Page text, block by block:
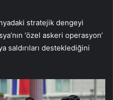
stratejik dengeyi
‘özel askeri operasyon’
saldırıları desteklediğini